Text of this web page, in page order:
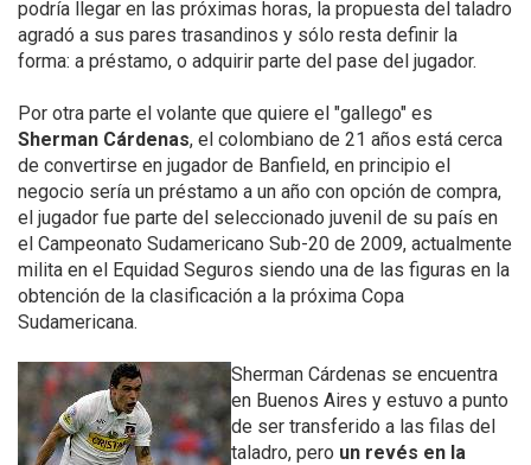
podría llegar en las próximas horas, la propuesta del taladro
agradó a sus pares trasandinos y sólo resta definir la
forma: a préstamo, o adquirir parte del pase del jugador.
Por otra parte el volante que quiere el "gallego" es
Sherman Cárdenas, el colombiano de 21 años está cerca
de convertirse en jugador de Banfield, en principio el
negocio sería un préstamo a un año con opción de compra,
el jugador fue parte del seleccionado juvenil de su país en
el Campeonato Sudamericano Sub-20 de 2009, actualmente
milita en el Equidad Seguros siendo una de las figuras en la
obtención de la clasificación a la próxima Copa
Sudamericana.
Sherman Cárdenas se encuentra
en Buenos Aires y estuvo a punto
de ser transferido a las filas del
taladro, pero un revés en la